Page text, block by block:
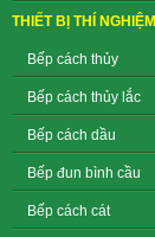
THIẾT BỊ THÍ NGHIỆM
Bếp cách thủy
Bếp cách thủy lắc
Bếp cách dầu
Bếp đun bình cầu
Bếp cách cát